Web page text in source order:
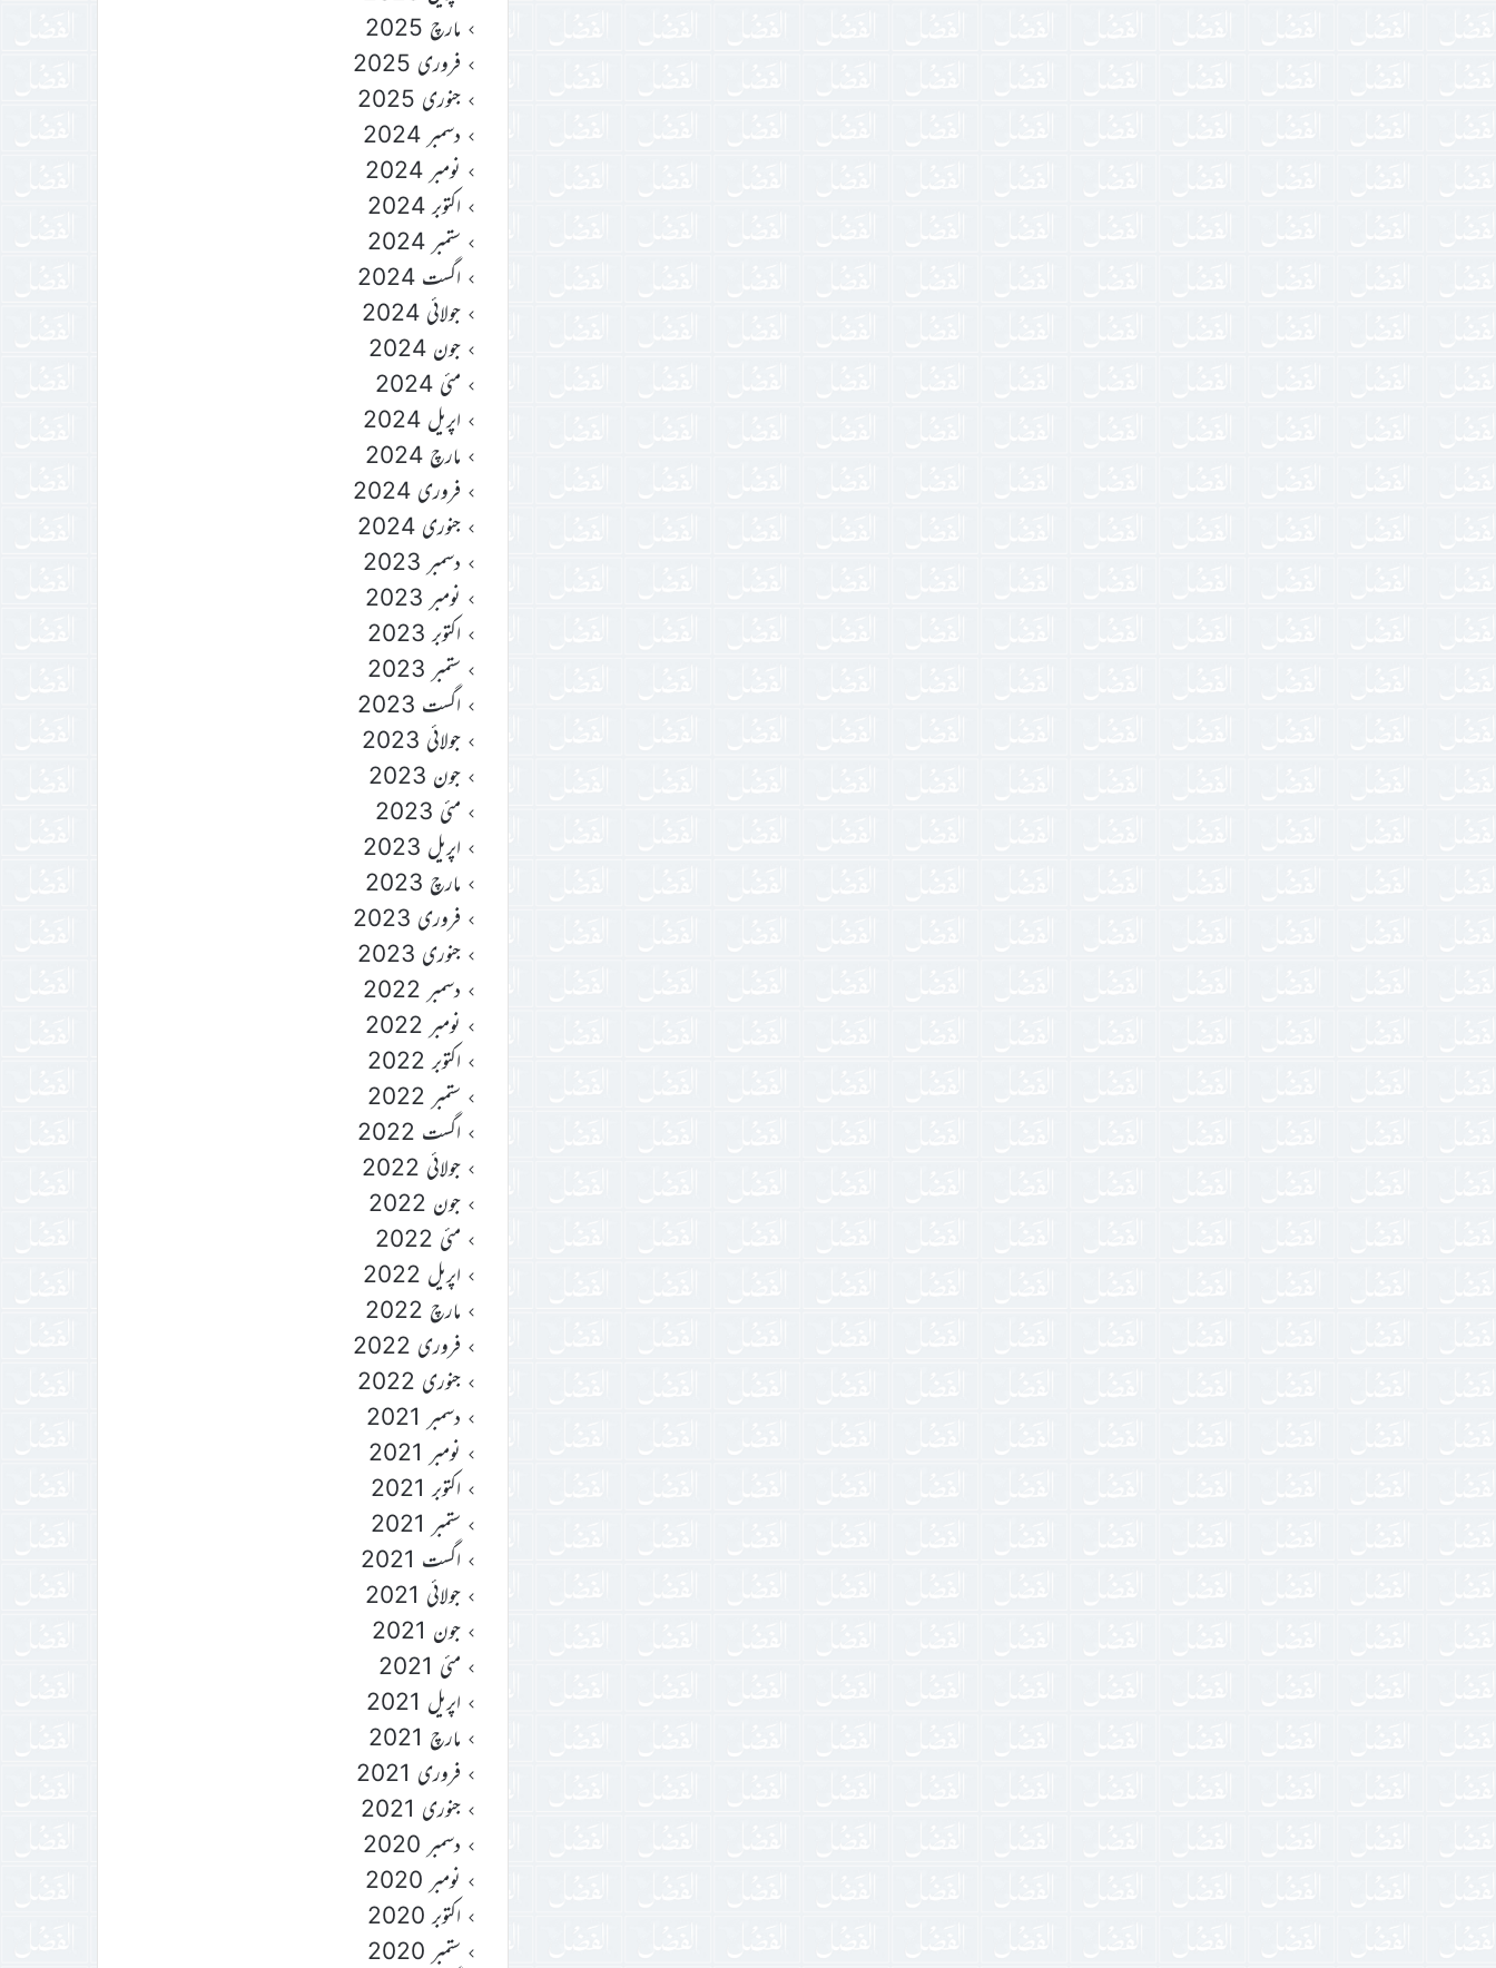
مارچ 2025
فروری 2025
جنوری 2025
دسمبر 2024
نومبر 2024
اکتوبر 2024
ستمبر 2024
اگست 2024
جولائی 2024
جون 2024
مئی 2024
اپریل 2024
مارچ 2024
فروری 2024
جنوری 2024
دسمبر 2023
نومبر 2023
اکتوبر 2023
ستمبر 2023
اگست 2023
جولائی 2023
جون 2023
مئی 2023
اپریل 2023
مارچ 2023
فروری 2023
جنوری 2023
دسمبر 2022
نومبر 2022
اکتوبر 2022
ستمبر 2022
اگست 2022
جولائی 2022
جون 2022
مئی 2022
اپریل 2022
مارچ 2022
فروری 2022
جنوری 2022
دسمبر 2021
نومبر 2021
اکتوبر 2021
ستمبر 2021
اگست 2021
جولائی 2021
جون 2021
مئی 2021
اپریل 2021
مارچ 2021
فروری 2021
جنوری 2021
دسمبر 2020
نومبر 2020
اکتوبر 2020
ستمبر 2020